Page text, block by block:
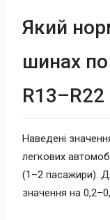
Який
шинах
R13–R22
Наведені
легкових
(1–2 пасажири).
значення на